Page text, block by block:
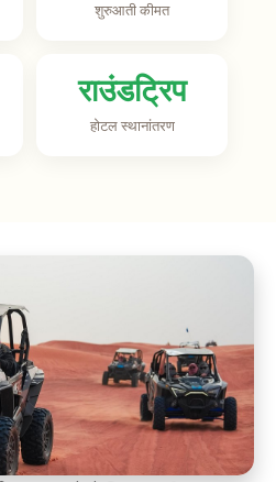
शुरुआती कीमत
राउंडट्रिप
होटल स्थानांतरण